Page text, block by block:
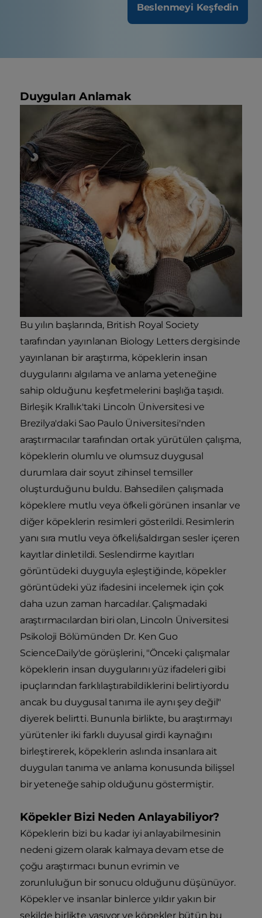
Beslenmeyi Keşfedin
Duyguları Anlamak
Bu yılın başlarında, British Royal Society
tarafından yayınlanan Biology Letters dergisinde
yayınlanan bir araştırma, köpeklerin insan
duygularını algılama ve anlama yeteneğine
sahip olduğunu keşfetmelerini başlığa taşıdı.
Birleşik Krallık'taki Lincoln Üniversitesi ve
Brezilya'daki Sao Paulo Üniversitesi'nden
araştırmacılar tarafından ortak yürütülen çalışma,
köpeklerin olumlu ve olumsuz duygusal
durumlara dair soyut zihinsel temsiller
oluşturduğunu buldu. Bahsedilen çalışmada
köpeklere mutlu veya öfkeli görünen insanlar ve
diğer köpeklerin resimleri gösterildi. Resimlerin
yanı sıra mutlu veya öfkeli/saldırgan sesler içeren
kayıtlar dinletildi. Seslendirme kayıtları
görüntüdeki duyguyla eşleştiğinde, köpekler
görüntüdeki yüz ifadesini incelemek için çok
daha uzun zaman harcadılar. Çalışmadaki
araştırmacılardan biri olan, Lincoln Üniversitesi
Psikoloji Bölümünden Dr. Ken Guo
ScienceDaily'de görüşlerini, "Önceki çalışmalar
köpeklerin insan duygularını yüz ifadeleri gibi
ipuçlarından farklılaştırabildiklerini belirtiyordu
ancak bu duygusal tanıma ile aynı şey değil"
diyerek belirtti. Bununla birlikte, bu araştırmayı
yürütenler iki farklı duyusal girdi kaynağını
birleştirerek, köpeklerin aslında insanlara ait
duyguları tanıma ve anlama konusunda bilişsel
bir yeteneğe sahip olduğunu göstermiştir.
Köpekler Bizi Neden Anlayabiliyor?
Köpeklerin bizi bu kadar iyi anlayabilmesinin
nedeni gizem olarak kalmaya devam etse de
çoğu araştırmacı bunun evrimin ve
zorunluluğun bir sonucu olduğunu düşünüyor.
Köpekler ve insanlar binlerce yıldır yakın bir
şekilde birlikte yaşıyor ve köpekler bütün bu